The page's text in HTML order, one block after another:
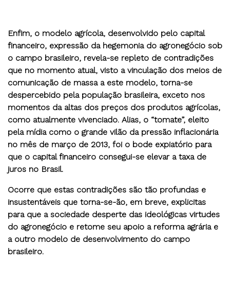
Enfim, o modelo agrícola, desenvolvido pelo capital
financeiro, expressão da hegemonia do agronegócio sob
o campo brasileiro, revela-se repleto de contradições
que no momento atual, visto a vinculação dos meios de
comunicação de massa a este modelo, torna-se
despercebido pela população brasileira, exceto nos
momentos da altas dos preços dos produtos agrícolas,
como atualmente vivenciado. Alias, o “tomate”, eleito
pela mídia como o grande vilão da pressão inflacionária
no mês de março de 2013, foi o bode expiatório para
que o capital financeiro consegui-se elevar a taxa de
juros no Brasil.
Ocorre que estas contradições são tão profundas e
insustentáveis que torna-se-ão, em breve, explicitas
para que a sociedade desperte das ideológicas virtudes
do agronegócio e retome seu apoio a reforma agrária e
a outro modelo de desenvolvimento do campo
brasileiro.